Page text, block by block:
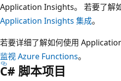
Application Insights。 若要了解
Application Insights 集成。
若要详细了解如何使用
监视 Azure Functions。
C# 脚本项目